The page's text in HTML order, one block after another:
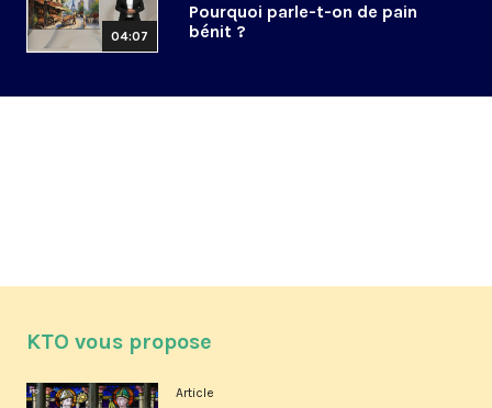
04:07
Pourquoi parle-t-on de pain
bénit ?
KTO vous propose
Article